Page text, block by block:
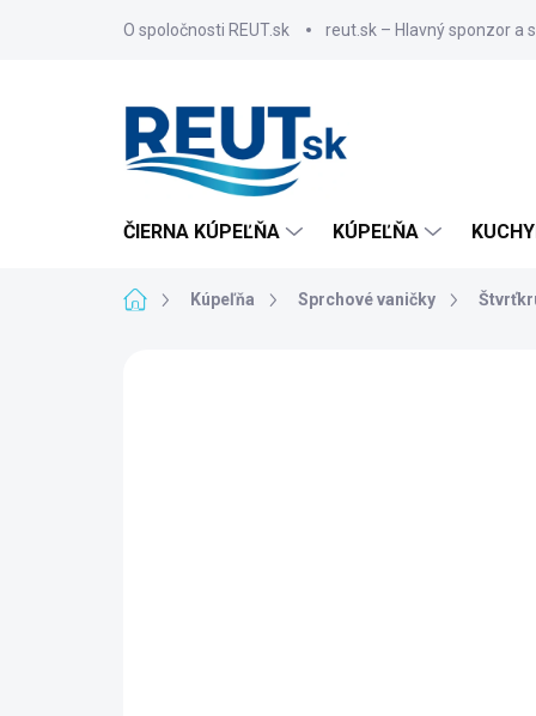
O spoločnosti REUT.sk reut.sk – Hlavný sponzor a
ČIERNA KÚPEĽŇA KÚPEĽŇA
DomovKúpeľňa Sprchové vaničky